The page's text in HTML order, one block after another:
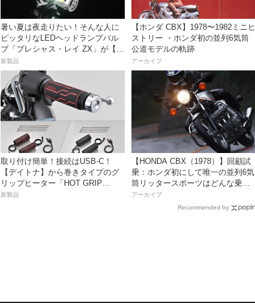
暑い夏は夜走りたい！そんな人に
ピッタリなLEDヘッドランプバル
ブ「プレシャス・レイ ZX」が【デ
イトナ】から登場
新製品
【ホンダ CBX】1978〜1982ミニヒ
ストリー ・ホンダ初の並列6気筒
公道モデルの軌跡
アーカイブ
取り付け簡単！接続はUSB-C！
【デイトナ】から巻きタイプのグ
リップヒーター「HOT GRIP
WRAP HEAT」が登場
新製品
【HONDA CBX（1978）】回顧試
乗：ホンダ初にして唯一の並列6気
筒リッタースポーツはどんな乗り
味だったのか？
アーカイブ
Recommended by